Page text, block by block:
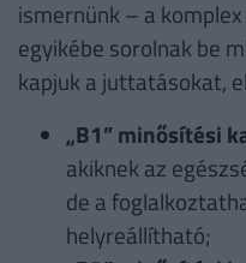
ismernünk – a
egyikébe sorolnak be
kapjuk a juttatásokat,
„B1” minősítési
akiknek az
de a
helyreállítható;